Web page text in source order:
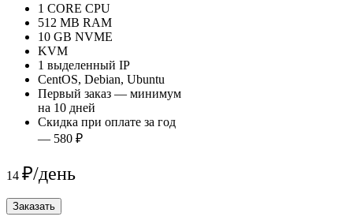
1 CORE CPU
512 MB RAM
10 GB NVME
KVM
1 выделенный IP
CentOS, Debian, Ubuntu
Первый заказ — минимум
на 10 дней
Скидка при оплате за год
— 580 ₽
14 ₽/день
Заказать